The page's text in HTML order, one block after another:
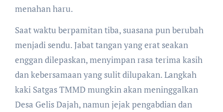
menahan haru.
Saat waktu berpamitan tiba, suasana pun berubah
menjadi sendu. Jabat tangan yang erat seakan
enggan dilepaskan, menyimpan rasa terima kasih
dan kebersamaan yang sulit dilupakan. Langkah
kaki Satgas TMMD mungkin akan meninggalkan
Desa Gelis Dajah, namun jejak pengabdian dan